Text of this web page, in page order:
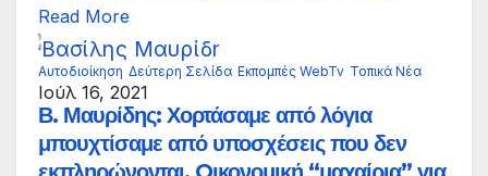
Read More
Αυτοδιοίκηση Δεύτερη Σελίδα Εκπομπές WebTv Τοπικά Νέα
Ιούλ 16, 2021
Β. Μαυρίδης: Χορτάσαμε από λόγια
μπουχτίσαμε από υποσχέσεις που δεν